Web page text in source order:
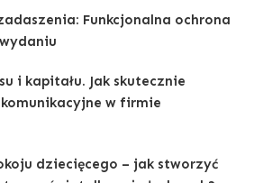
Funkcjonalna ochrona
i kapitału. Jak skutecznie
w firmie
dziecięcego – jak stworzyć